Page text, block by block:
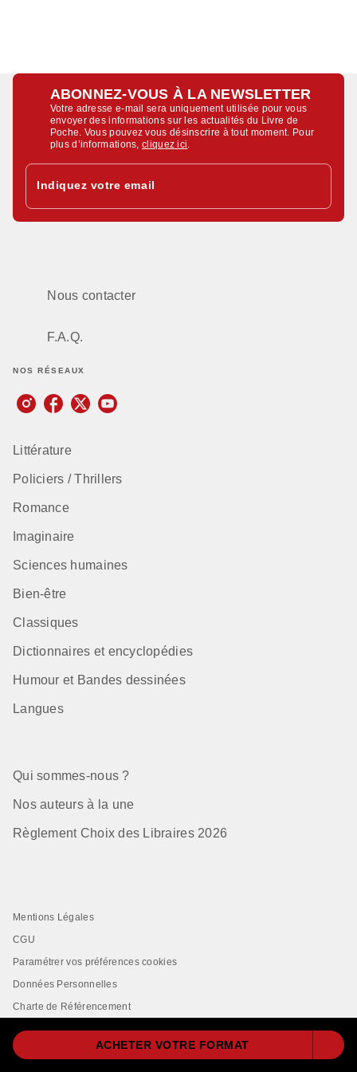
ACHETER VOTRE FORMAT
ABONNEZ-VOUS À LA NEWSLETTER
Votre adresse e-mail sera uniquement utilisée pour vous
envoyer des informations sur les actualités du Livre de
Poche. Vous pouvez vous désinscrire à tout moment. Pour
plus d’informations,cliquez ici
Indiquez votre email
Nous contacter
F.A.Q.
NOS RÉSEAUX
Littérature
Policiers / Thrillers
Romance
Imaginaire
Sciences humaines
Bien-être
Classiques
Dictionnaires et encyclopédies
Humour et Bandes dessinées
Langues
Qui sommes-nous ?
Nos auteurs à la une
Règlement Choix des Libraires 2026
Mentions Légales
CGU
Paramétrer vos préférences cookies
Données Personnelles
Charte de Référencement